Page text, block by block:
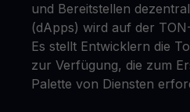
und Bereitstellen
(dApps) wird auf der
Es stellt Entwicklern die
zur Verfügung, die zum
Palette von Diensten